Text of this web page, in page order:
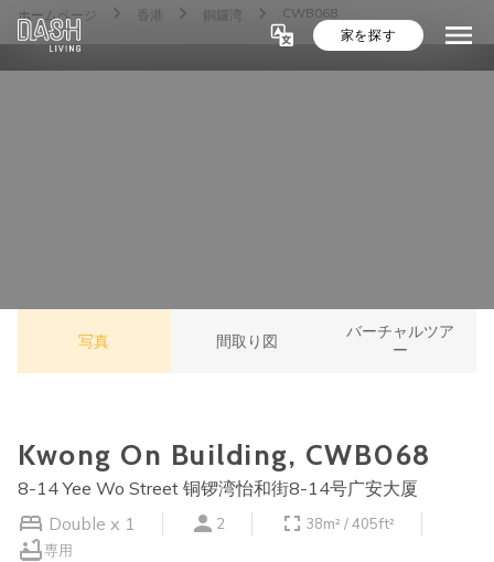
家を探す
ホームページ 香港 銅鑼湾 CWB068
写真 間取り図
バーチャルツア
ー
Kwong On Building, CWB068
8-14 Yee Wo Street 铜锣湾怡和街8-14号广安大厦
Double x 1
2
38m² / 405ft²
専用